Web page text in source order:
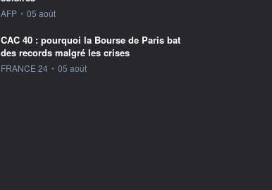
information fournie par
AFP • 05 août
CAC 40 : pourquoi la Bourse de Paris bat
des records malgré les crises
information fournie par
FRANCE 24 • 05 août